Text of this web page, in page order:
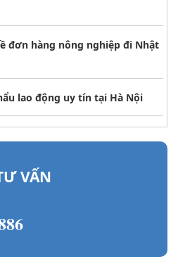
đơn hàng nông nghiệp đi Nhật
lao động uy tín tại Hà Nội
VẤN